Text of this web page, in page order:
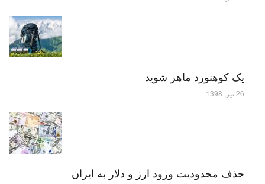
یک کوهنورد ماهر شوید
26 تیر, 1398
حذف محدودیت ورود ارز و دلار به ایران